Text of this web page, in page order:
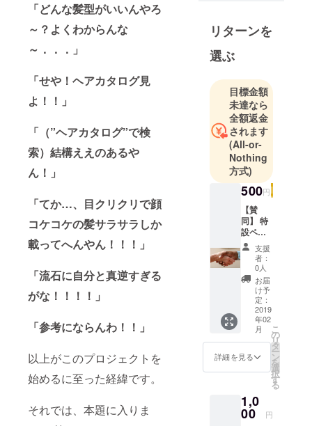
「どんな髪型がいいんやろ
～？よくわからんな
～．．．」
「せや！ヘアカタログ見
よ！！」
「（”ヘアカタログ”で検
索）結構ええのあるや
ん！」
「てか…、目クリクリで顔
コケコケの髪サラサラしか
載ってへんやん！！！」
「流石に自分と真逆すぎる
がな！！！！」
「参考にならんわ！！」
以上がこのプロジェクトを
始めるに至った経緯です。
それでは、本題に入りま
リターンを
選ぶ
目標金額
未達なら
全額返金
されます
(All-or-
Nothing
方式)
500円
【賛
同】 特
設ペー
ジでの
お名前
掲載
支援
者：
0人
お届
け予
定：
2019
年02
月
詳細を見る
こ
の
リ
タ
ー
ン
を
選
択
す
る
1,0
00 円